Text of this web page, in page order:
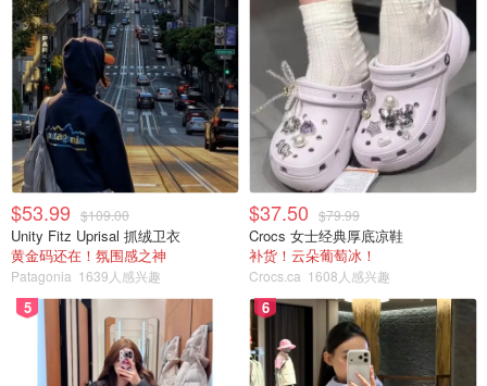
$53.99 $109.00
Unity Fitz Uprisal 抓绒卫衣
黄金码还在！氛围感之神
Patagonia 1639人感兴趣
$37.50 $79.99
Crocs 女士经典厚底凉鞋
补货！云朵葡萄冰！
Crocs.ca 1608人感兴趣
5 6